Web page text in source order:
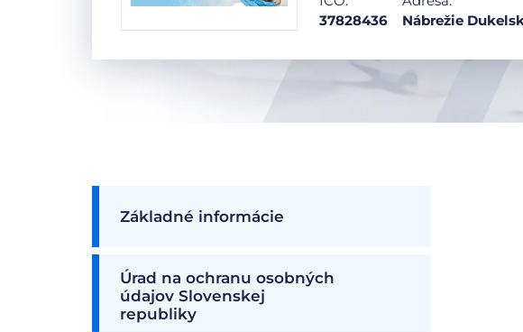
37828436
Nábrežie
Základné informácie
Úrad na ochranu osobných
údajov Slovenskej
republiky